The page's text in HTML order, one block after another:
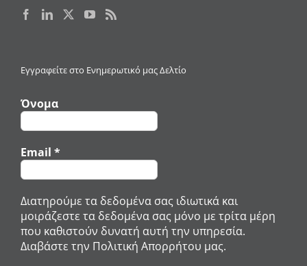
Εγγραφείτε στο Ενημερωτικό μας Δελτίο
Όνομα
Email *
Διατηρούμε τα δεδομένα σας ιδιωτικά και
μοιράζεστε τα δεδομένα σας μόνο με τρίτα μέρη
που καθιστούν δυνατή αυτή την υπηρεσία.
Διαβάστε την Πολιτική Απορρήτου μας.